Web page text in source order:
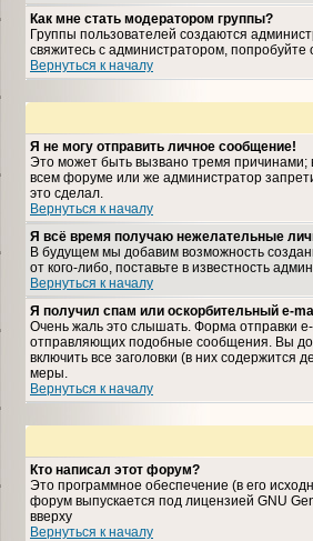
Как мне стать модератором группы?
Группы пользователей создаются
свяжитесь с администратором,
Вернуться к началу
Я не могу отправить личное сообщение!
Это может быть вызвано тремя
всем форуме или же администратор
это сделал.
Вернуться к началу
Я всё время получаю нежелательные
В будущем мы добавим возможность
от кого-либо, поставьте в известность
Вернуться к началу
Я получил спам или оскорбительный e-
Очень жаль это слышать. Форма отправки
отправляющих подобные сообщения. Вы
включить все заголовки (в них
меры.
Вернуться к началу
Кто написал этот форум?
Это программное обеспечение (в его
форум выпускается под лицензией GNU
вверху
Вернуться к началу